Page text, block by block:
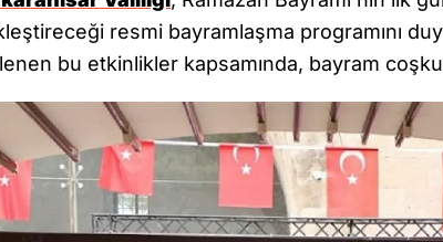
resmi bayramlaşma programını
bu etkinlikler kapsamında, bayram